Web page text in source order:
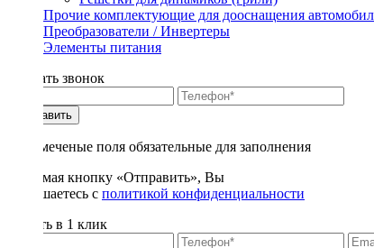
Прочие комплектующие для дооснащения
Преобразователи / Инвертеры
Элементы питания
Заказать звонок
Отправить
* - отмеченые поля обязательные для заполнения
Нажимая кнопку «Отправить», Вы
соглашаетесь с политикой конфиденциальности
Купить в 1 клик